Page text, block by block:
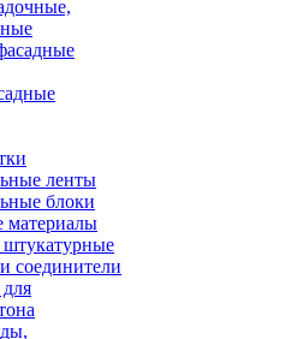
ленты
блоки
материалы
соединители